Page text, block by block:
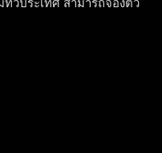
วประเทศ สามารถจองตั๋ว